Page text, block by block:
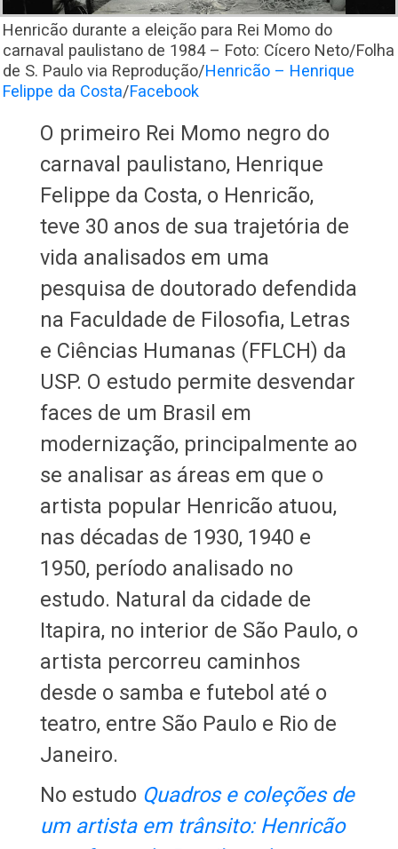
Henricão durante a eleição para Rei Momo do
carnaval paulistano de 1984 – Foto: Cícero Neto/Folha
de S. Paulo via Reprodução/Henricão – Henrique
Felippe da Costa/Facebook
O primeiro Rei Momo negro do
carnaval paulistano, Henrique
Felippe da Costa, o Henricão,
teve 30 anos de sua trajetória de
vida analisados em uma
pesquisa de doutorado defendida
na Faculdade de Filosofia, Letras
e Ciências Humanas (FFLCH) da
USP. O estudo permite desvendar
faces de um Brasil em
modernização, principalmente ao
se analisar as áreas em que o
artista popular Henricão atuou,
nas décadas de 1930, 1940 e
1950, período analisado no
estudo. Natural da cidade de
Itapira, no interior de São Paulo, o
artista percorreu caminhos
desde o samba e futebol até o
teatro, entre São Paulo e Rio de
Janeiro.
No estudo Quadros e coleções de
um artista em trânsito: Henricão